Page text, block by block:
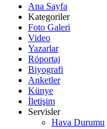
Ana Sayfa
Kategoriler
Foto Galeri
Video
Yazarlar
Röportaj
Biyografi
Anketler
Künye
İletişim
Servisler
Hava Durumu